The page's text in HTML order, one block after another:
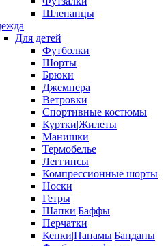
Шлепанцы
Для детей
Футболки
Шорты
Брюки
Джемпера
Ветровки
Спортивные костюмы
Куртки|Жилеты
Манишки
Термобелье
Леггинсы
Компрессионные шорты
Носки
Гетры
Шапки|Баффы
Перчатки
Кепки|Панамы|Банданы